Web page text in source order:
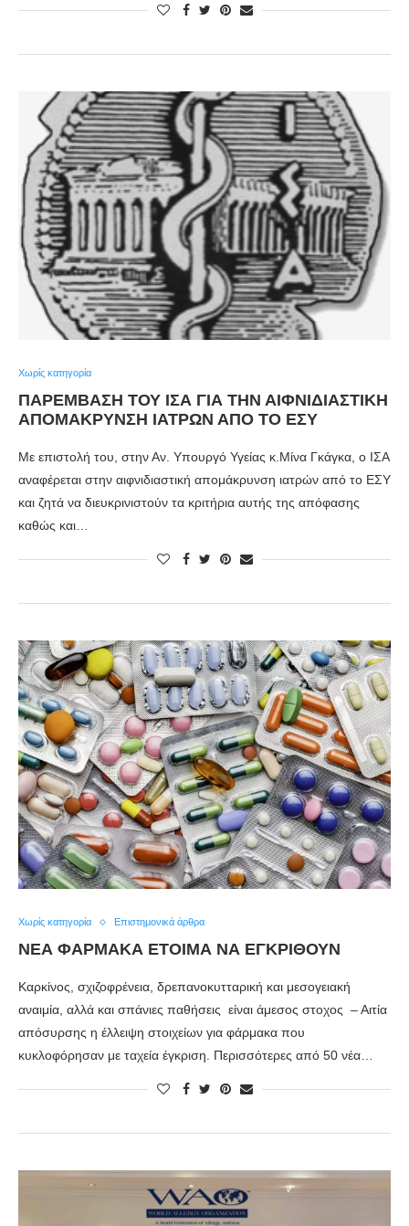
Χωρίς κατηγορία
ΠΑΡΈΜΒΑΣΗ ΤΟΥ ΙΣΑ ΓΙΑ ΤΗΝ ΑΙΦΝΙΔΙΑΣΤΙΚΉ
ΑΠΟΜΆΚΡΥΝΣΗ ΙΑΤΡΏΝ ΑΠΌ ΤΟ ΕΣΥ
Με επιστολή του, στην Αν. Υπουργό Υγείας κ.Μίνα Γκάγκα, ο ΙΣΑ
αναφέρεται στην αιφνιδιαστική απομάκρυνση ιατρών από το ΕΣΥ
και ζητά να διευκρινιστούν τα κριτήρια αυτής της απόφασης
καθώς και…
Χωρίς κατηγορία Επιστημονικά άρθρα
ΝΕΑ ΦΑΡΜΑΚΑ ΕΤΟΙΜΑ ΝΑ ΕΓΚΡΙΘΟΥΝ
Καρκίνος, σχιζοφρένεια, δρεπανοκυτταρική και μεσογειακή
αναιμία, αλλά και σπάνιες παθήσεις είναι άμεσος στοχος – Αιτία
απόσυρσης η έλλειψη στοιχείων για φάρμακα που
κυκλοφόρησαν με ταχεία έγκριση. Περισσότερες από 50 νέα…